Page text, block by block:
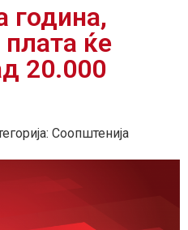
година,
ќе
20.000
Соопштенија